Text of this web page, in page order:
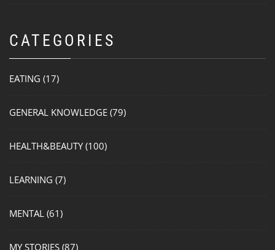
CATEGORIES
EATING (17)
GENERAL KNOWLEDGE (79)
HEALTH&BEAUTY(100)
LEARNING (7)
MENTAL (61)
MY STORIES (87)